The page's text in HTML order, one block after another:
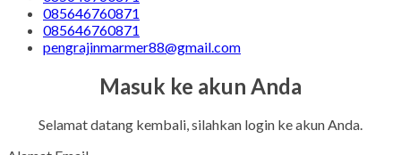
085646760871
085646760871
pengrajinmarmer88@gmail.com
Masuk ke akun Anda
Selamat datang kembali, silahkan login ke akun Anda.